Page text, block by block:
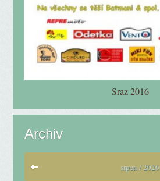
Sraz 2016
Archiv
srpen / 2026